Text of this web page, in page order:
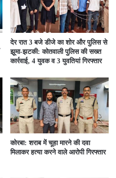
देर रात 3 बजे डीजे का शोर और पुलिस से
झूमा-झटकी: कोतवाली पुलिस की सख्त
कार्रवाई, 4 युवक व 3 युवतियां गिरफ्तार
कोरबा: शराब में चूहा मारने की दवा
मिलाकर हत्या करने वाले आरोपी गिरफ्तार